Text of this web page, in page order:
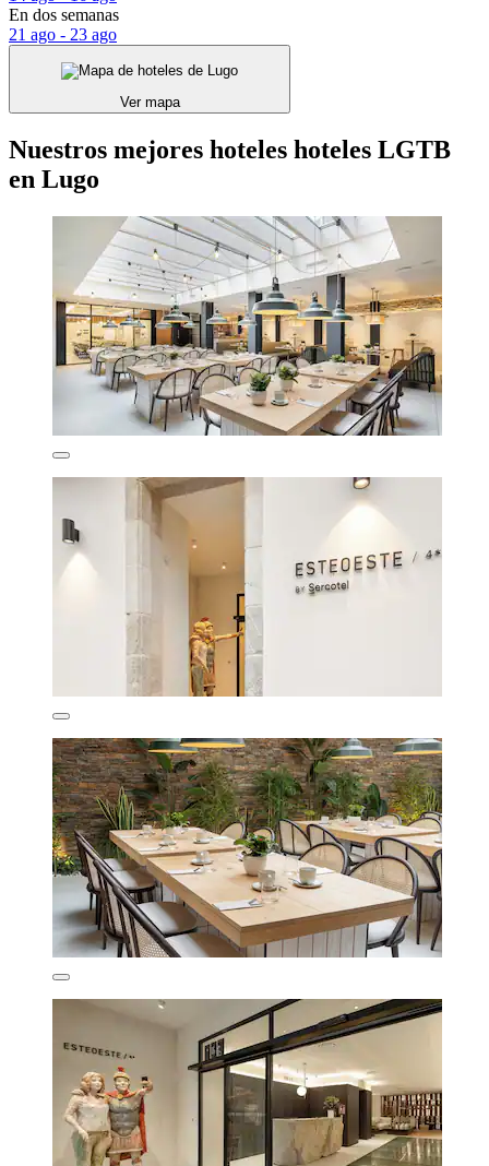
En dos semanas
21 ago - 23 ago
Ver mapa
Nuestros mejores hoteles hoteles LGTB
en Lugo